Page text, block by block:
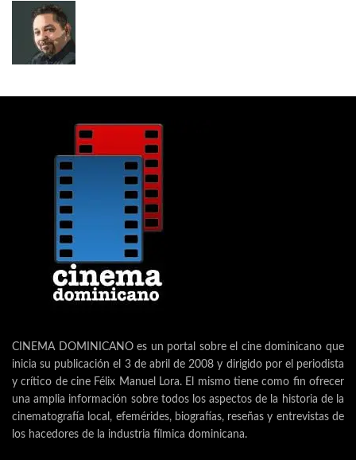
CINEMA DOMINICANO es un portal sobre el cine dominicano que
inicia su publicación el 3 de abril de 2008 y dirigido por el periodista
y crítico de cine Félix Manuel Lora. El mismo tiene como fin ofrecer
una amplia información sobre todos los aspectos de la historia de la
cinematografía local, efemérides, biografías, reseñas y entrevistas de
los hacedores de la industria fílmica dominicana.